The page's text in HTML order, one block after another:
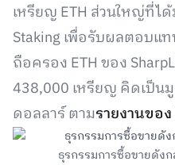
เหรียญ ETH ส่วนใหญ่ที่ไ
Staking เพื่อรับผลตอบแ
ถือครอง ETH ของ
438,000 เหรียญ คิดเป็น
ดอลลาร์ ตามรายงานขอ
ธุรกรรมการซื้อขายดังก